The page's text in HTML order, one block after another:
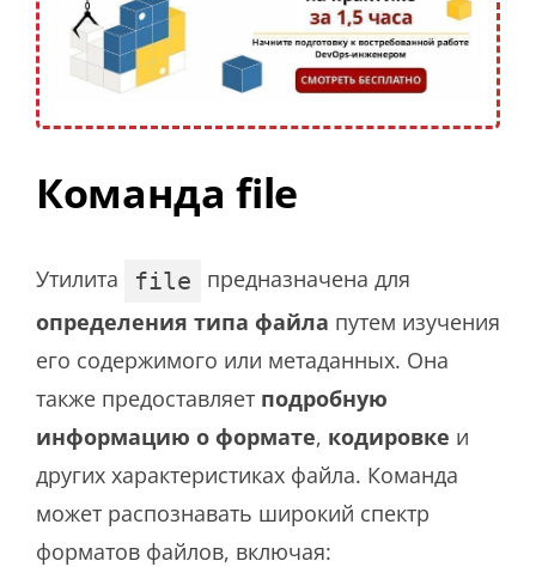
Команда file
Утилита file
предназначена для
определения типа файла путем изучения
его содержимого или метаданных. Она
также предоставляет подробную
информацию о формате, кодировке и
других характеристиках файла. Команда
может распознавать широкий спектр
форматов файлов, включая: